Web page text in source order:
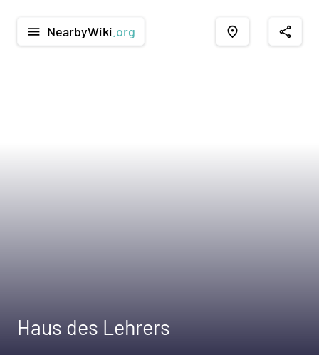
menu NearbyWiki .org place share
Haus des Lehrers